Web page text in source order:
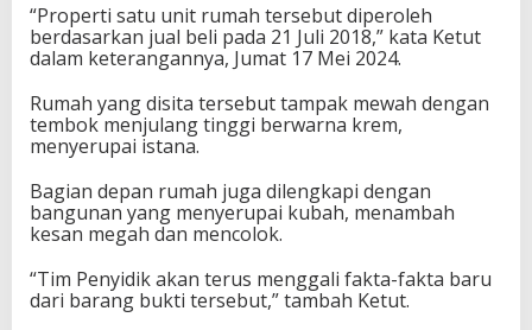
“Properti satu unit rumah tersebut diperoleh
berdasarkan jual beli pada 21 Juli 2018,” kata Ketut
dalam keterangannya, Jumat 17 Mei 2024.
Rumah yang disita tersebut tampak mewah dengan
tembok menjulang tinggi berwarna krem,
menyerupai istana.
Bagian depan rumah juga dilengkapi dengan
bangunan yang menyerupai kubah, menambah
kesan megah dan mencolok.
“Tim Penyidik akan terus menggali fakta-fakta baru
dari barang bukti tersebut,” tambah Ketut.